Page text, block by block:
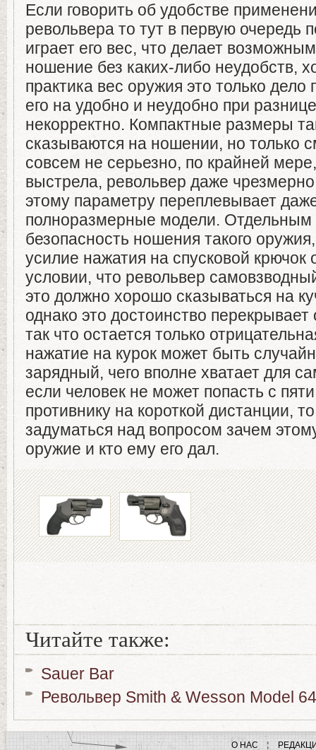
Если говорить об удобстве
револьвера то тут в первую очередь
играет его вес, что делает
ношение без каких-либо неудобств,
практика вес оружия это только дело
его на удобно и неудобно при
некорректно. Компактные размеры
сказываются на ношении, но только
совсем не серьезно, по крайней
выстрела, револьвер даже
этому параметру переплевывает
полноразмерные модели. Отдельным
безопасность ношения такого
усилие нажатия на спусковой крючок
условии, что револьвер
это должно хорошо сказываться на
однако это достоинство перекрывает
так что остается только
нажатие на курок может быть
зарядный, чего вполне хватает для
если человек не может попасть с
противнику на короткой дистанции,
задуматься над вопросом зачем
оружие и кто ему его дал.
Читайте также:
Sauer Bar
Револьвер Smith & Wesson Model
О НАС